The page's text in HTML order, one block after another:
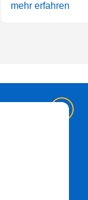
mehr erfahren